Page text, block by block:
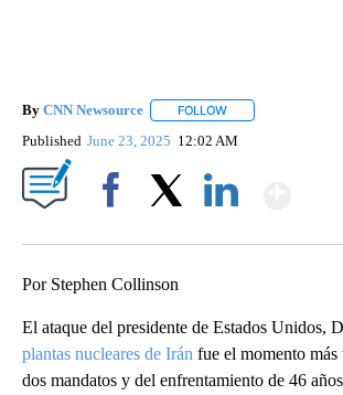
By CNN Newsource FOLLOW
Published June 23, 2025 12:02 AM
Por Stephen Collinson
El ataque del presidente de Estados Unidos,
plantas nucleares de Irán fue el momento
dos mandatos y del enfrentamiento de 46